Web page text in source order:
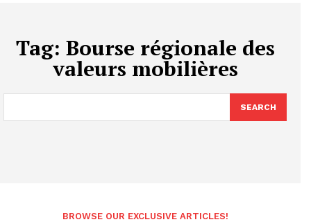
Tag: Bourse régionale des
valeurs mobilières
SEARCH
BROWSE OUR EXCLUSIVE ARTICLES!